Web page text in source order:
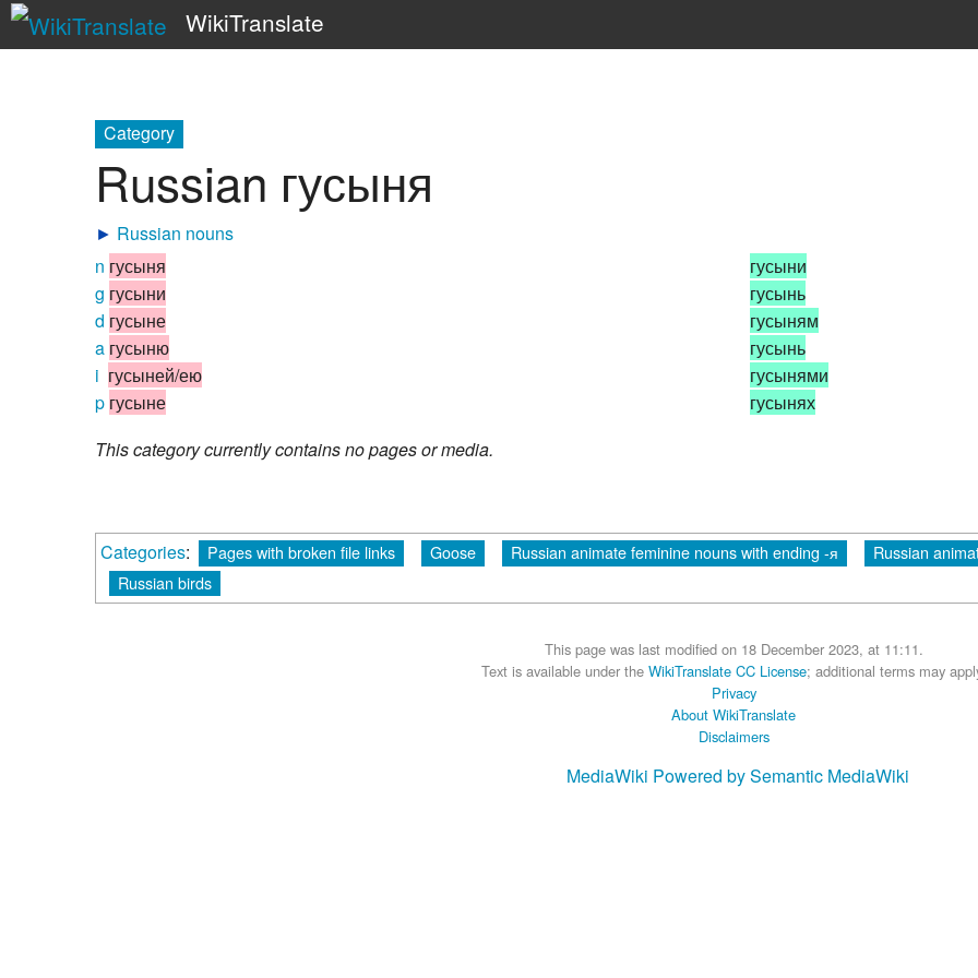
WikiTranslate
Category
Russian гусыня
► Russian nouns
n гусыня
g гусыни
d гусыне
a гусыню
i гусыней/ею
p гусыне
гусыни
гусынь
гусыням
гусынь
гусынями
гусынях
This category currently contains no pages or media.
Categories: Pages with broken file links Goose Russian animate feminine nouns with ending -я
Russian
Russian birds
This page was last modified on 18 December 2023, at 11:11.
Text is available under the WikiTranslate CC License; additional terms may
Privacy
About WikiTranslate
Disclaimers
MediaWiki Powered by Semantic MediaWiki